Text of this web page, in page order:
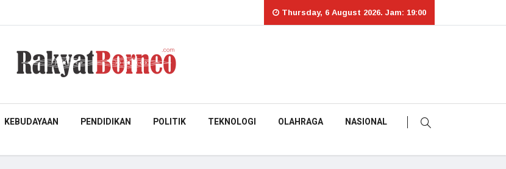
Thursday, 6 August 2026. Jam: 19:00
KEBUDAYAAN PENDIDIKAN POLITIK TEKNOLOGI OLAHRAGA NASIONAL